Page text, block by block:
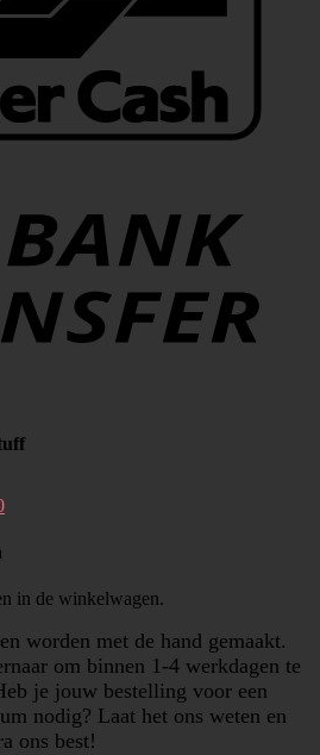
in de winkelwagen.
worden met de hand gemaakt.
om binnen 1-4 werkdagen te
je jouw bestelling voor een
nodig? Laat het ons weten en
ons best!